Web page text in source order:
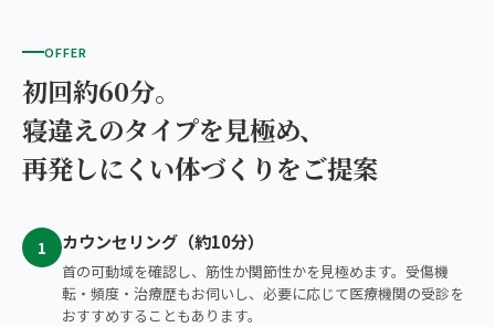
OFFER
初回約60分。
寝違えのタイプを見極め、
再発しにくい体づくりをご提案
1 カウンセリング（約10分）
首の可動域を確認し、筋性か関節性かを見極めます。受傷機
転・頻度・治療歴もお伺いし、必要に応じて医療機関の受診を
おすすめすることもあります。